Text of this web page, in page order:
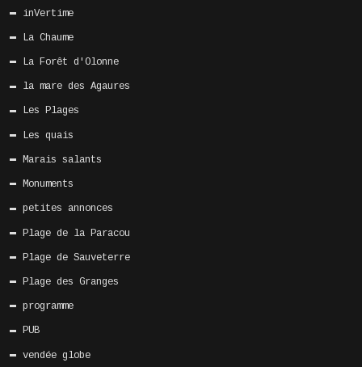
inVertime
La Chaume
La Forêt d'Olonne
la mare des Agaures
Les Plages
Les quais
Marais salants
Monuments
petites annonces
Plage de la Paracou
Plage de Sauveterre
Plage des Granges
programme
PUB
vendée globe